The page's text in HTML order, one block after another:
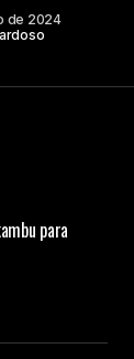
de 2024
para